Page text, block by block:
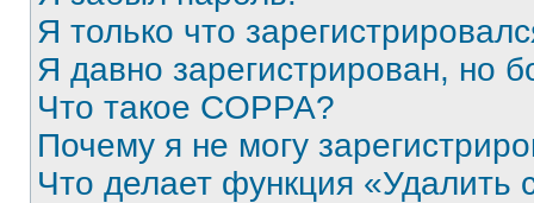
Я только что
Я давно зарегистрирован, но
Что такое COPPA?
Почему я не могу
Что делает функция «Удалить